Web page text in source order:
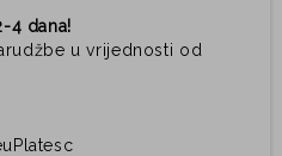
4 dana!
u vrijednosti od